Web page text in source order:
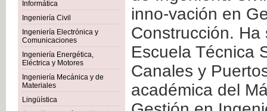
Informática
Ingeniería Civil
Ingeniería Electrónica y
Comunicaciones
Ingeniería Energética,
Eléctrica y Motores
Ingeniería Mecánica y de
Materiales
Lingüística
inno-vación en
Construcción.
Escuela Técnica
Canales y
académica del